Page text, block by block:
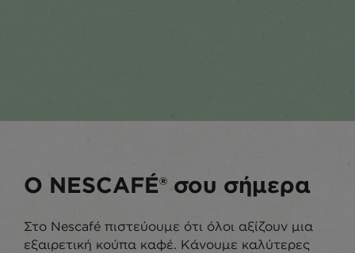
Ο NESCAFÉ® σου σήμερα
Στο Nescafé πιστεύουμε ότι όλοι αξίζουν μια
εξαιρετική κούπα καφέ. Κάνουμε καλύτερες